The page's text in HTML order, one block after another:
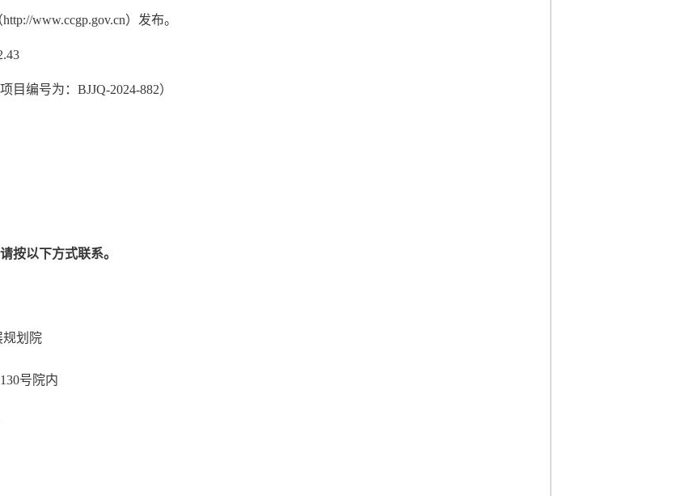
www.ccgp.gov.cn）发布。
目编号为：BJJQ-2024-882）
按以下方式联系。
发展规划院
内大街130号院内